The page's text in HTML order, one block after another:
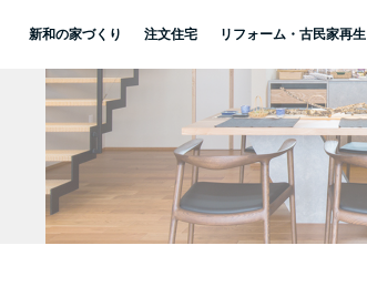
新和の家づくり 注文住宅 リフォーム・古民家再生